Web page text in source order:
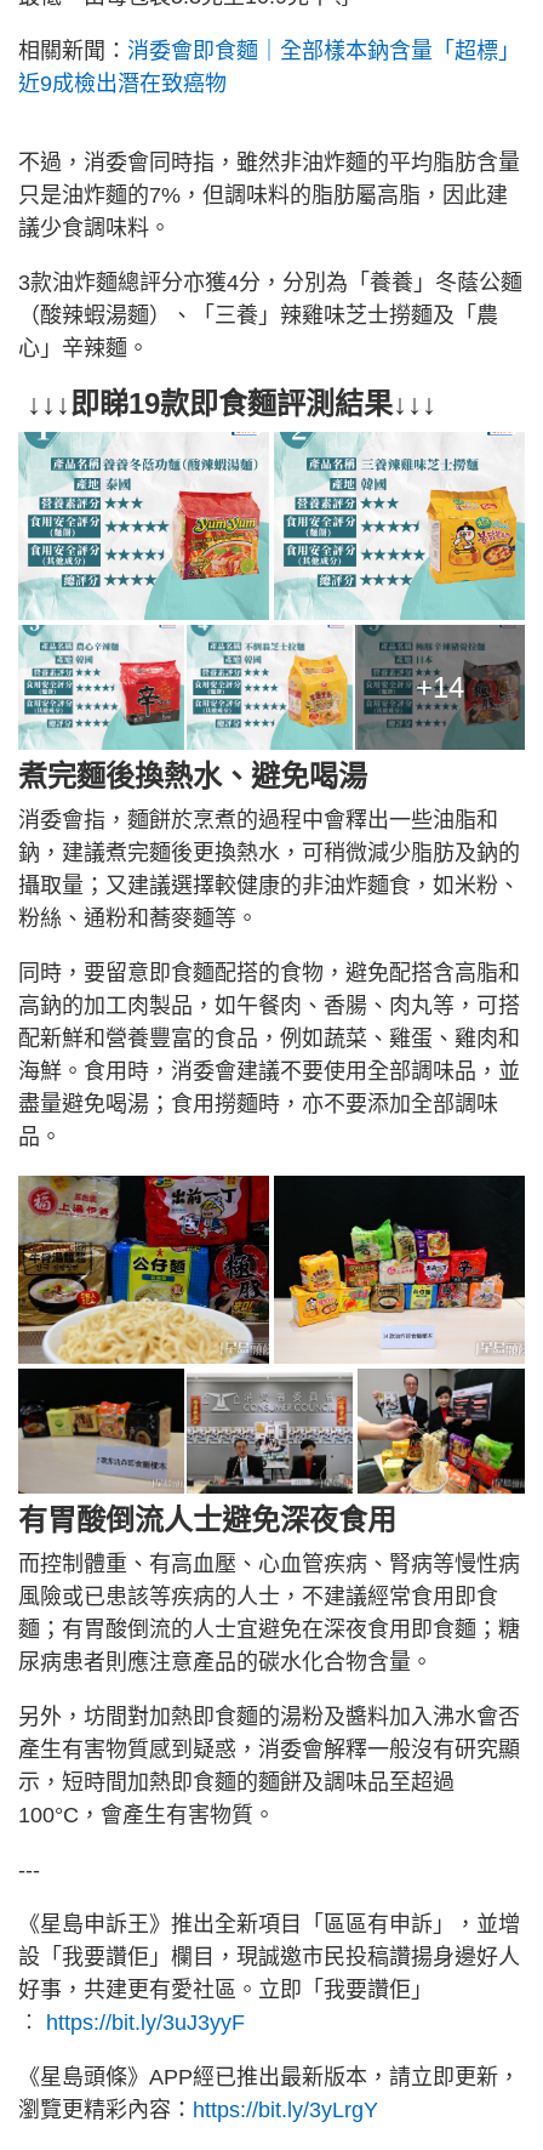
相關新聞： 消委會即食麵｜全部樣本鈉含量「超標」
近9成檢出潛在致癌物
不過，消委會同時指，雖然非油炸麵的平均脂肪含量
只是油炸麵的7%，但調味料的脂肪屬高脂，因此建
議少食調味料。
3款油炸麵總評分亦獲4分，分別為「養養」冬蔭公麵
（酸辣蝦湯麵）、「三養」辣雞味芝士撈麵及「農
心」辛辣麵。
↓↓↓即睇19款即食麵評測結果↓↓↓
+14
煮完麵後換熱水、避免喝湯
消委會指，麵餅於烹煮的過程中會釋出一些油脂和
鈉，建議煮完麵後更換熱水，可稍微減少脂肪及鈉的
攝取量；又建議選擇較健康的非油炸麵食，如米粉、
粉絲、通粉和蕎麥麵等。
同時，要留意即食麵配搭的食物，避免配搭含高脂和
高鈉的加工肉製品，如午餐肉、香腸、肉丸等，可搭
配新鮮和營養豐富的食品，例如蔬菜、雞蛋、雞肉和
海鮮。食用時，消委會建議不要使用全部調味品，並
盡量避免喝湯；食用撈麵時，亦不要添加全部調味
品。
有胃酸倒流人士避免深夜食用
而控制體重、有高血壓、心血管疾病、腎病等慢性病
風險或已患該等疾病的人士，不建議經常食用即食
麵；有胃酸倒流的人士宜避免在深夜食用即食麵；糖
尿病患者則應注意產品的碳水化合物含量。
另外，坊間對加熱即食麵的湯粉及醬料加入沸水會否
產生有害物質感到疑惑，消委會解釋一般沒有研究顯
示，短時間加熱即食麵的麵餅及調味品至超過
100°C，會產生有害物質。
---
《星島申訴王》推出全新項目「區區有申訴」，並增
設「我要讚佢」欄目，現誠邀市民投稿讚揚身邊好人
好事，共建更有愛社區。立即「我要讚佢」
︰ https://bit.ly/3uJ3yyF
《星島頭條》APP經已推出最新版本，請立即更新，
瀏覽更精彩內容： https://bit.ly/3yLrgY